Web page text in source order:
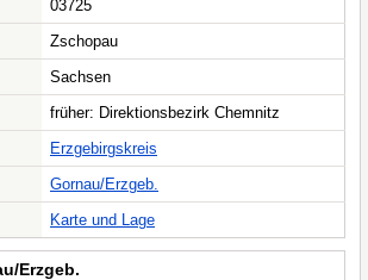
03725
Zschopau
Sachsen
früher: Direktionsbezirk Chemnitz
Erzgebirgskreis
Gornau/Erzgeb.
Karte und Lage
Erzgeb.